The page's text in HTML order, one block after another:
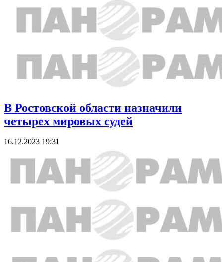
В Ростовской области назначили
четырех мировых судей
16.12.2023 19:31